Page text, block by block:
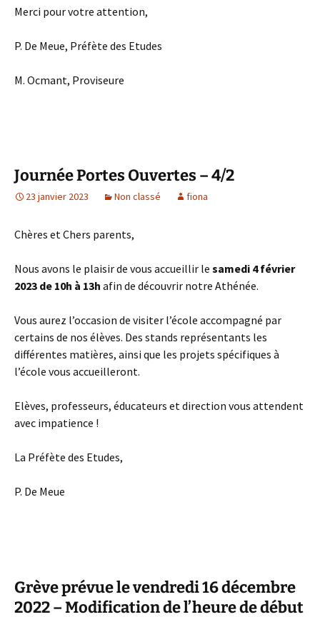
Merci pour votre attention,
P. De Meue, Préfète des Etudes
M. Ocmant, Proviseure
Journée Portes Ouvertes – 4/2
23 janvier 2023 Non classé fiona
Chères et Chers parents,
Nous avons le plaisir de vous accueillir le samedi 4 février
2023 de 10h à 13h afin de découvrir notre Athénée.
Vous aurez l’occasion de visiter l’école accompagné par
certains de nos élèves. Des stands représentants les
différentes matières, ainsi que les projets spécifiques à
l’école vous accueilleront.
Elèves, professeurs, éducateurs et direction vous attendent
avec impatience !
La Préfète des Etudes,
P. De Meue
Grève prévue le vendredi 16 décembre
2022 – Modification de l’heure de début